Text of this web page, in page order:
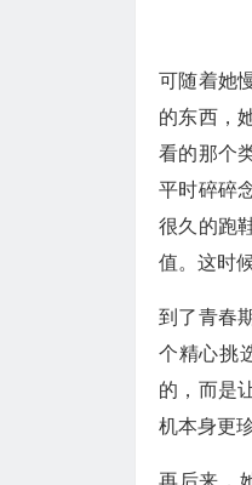
可随着她
的东西，
看的那个
平时碎碎
很久的跑
值。这时
到了青春
个精心挑
的，而是
机本身更
再后来，